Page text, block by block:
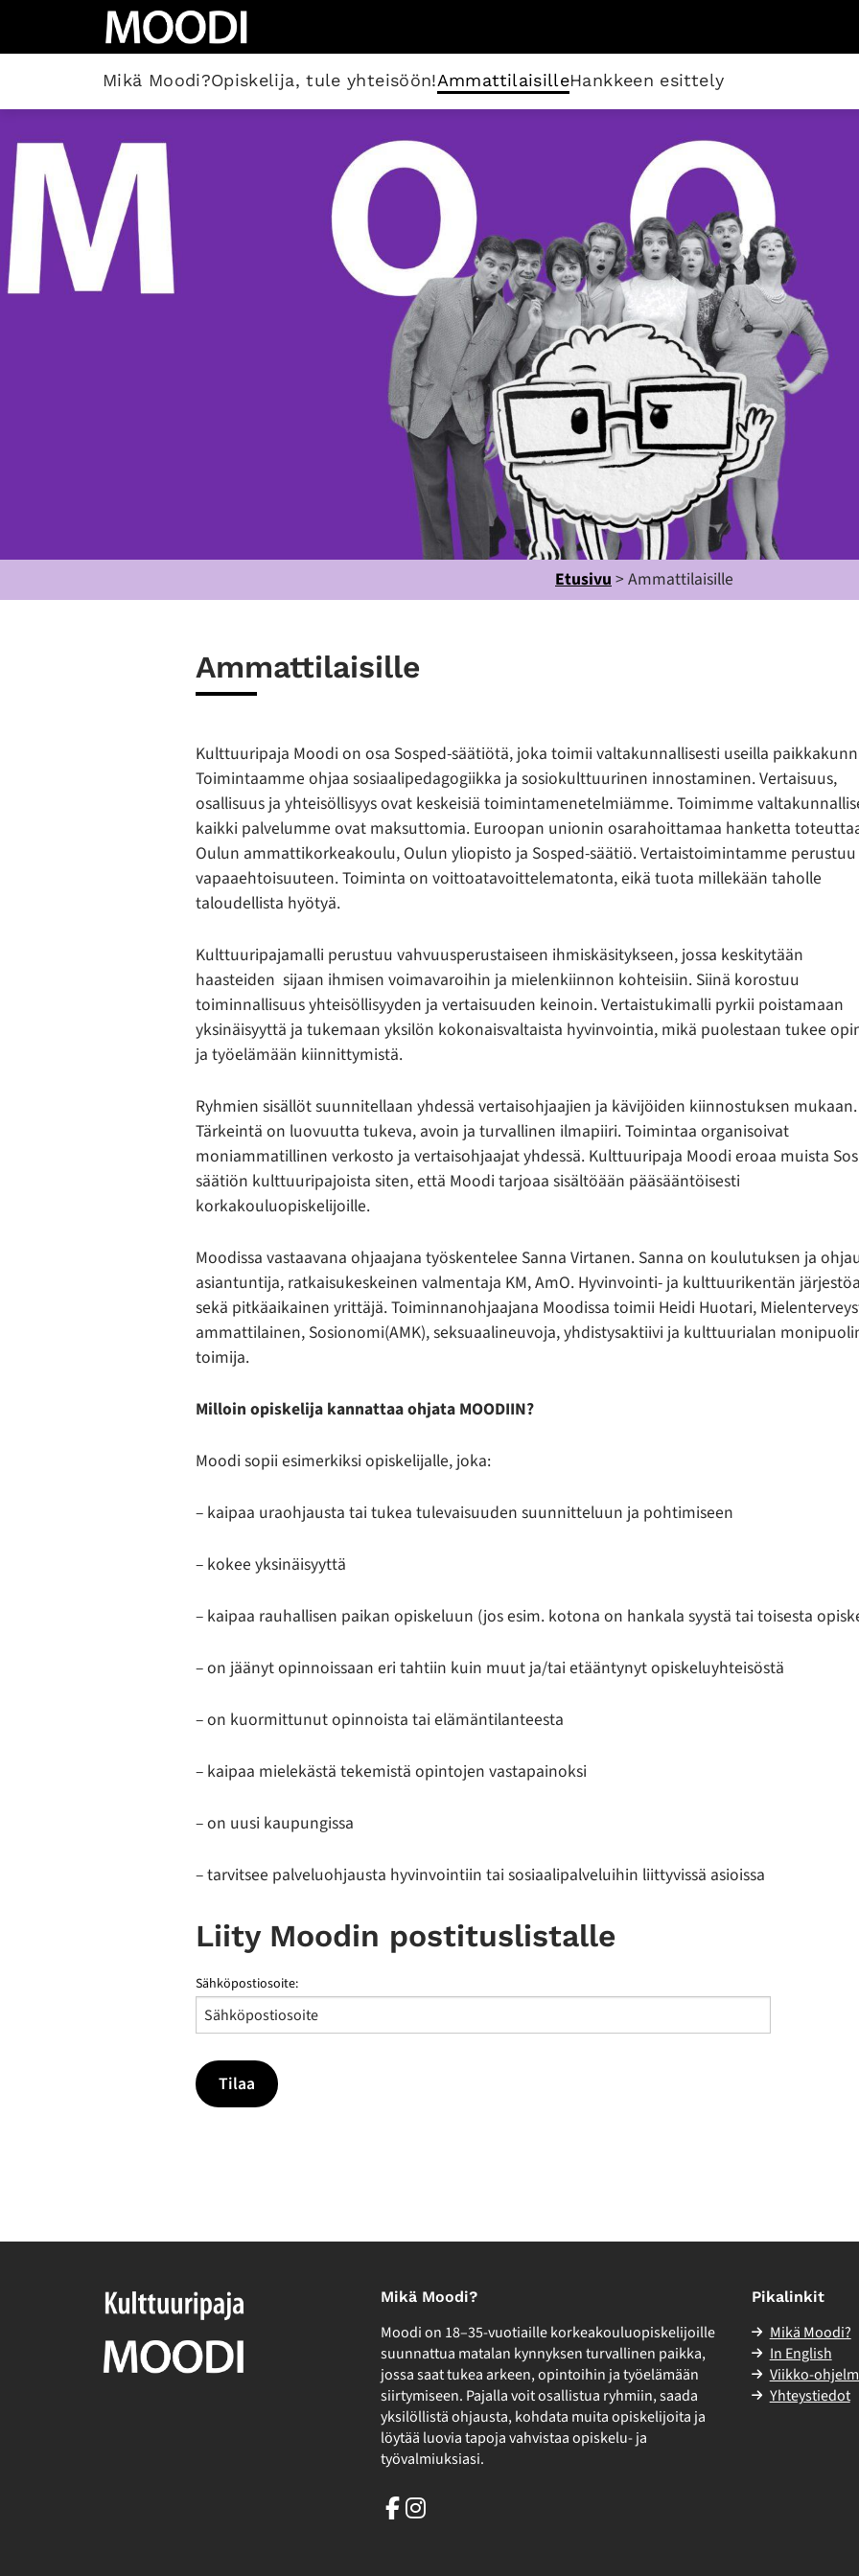
Mikä Moodi?Opiskelija, tule yhteisöön!AmmattilaisilleHankkeen esittely
Etusivu> Ammattilaisille
Ammattilaisille
Kulttuuripaja Moodi on osa Sosped-säätiötä, joka toimii valtakunnallisesti useilla
Toimintaamme ohjaa sosiaalipedagogiikka ja sosiokulttuurinen innostaminen. Vertaisuus,
osallisuus ja yhteisöllisyys ovat keskeisiä toimintamenetelmiämme. Toimimme
kaikki palvelumme ovat maksuttomia. Euroopan unionin osarahoittamaa hanketta
Oulun ammattikorkeakoulu, Oulun yliopisto ja Sosped-säätiö. Vertaistoimintamme perustuu
vapaaehtoisuuteen. Toiminta on voittoatavoittelematonta, eikä tuota millekään taholle
taloudellista hyötyä.
Kulttuuripajamalli perustuu vahvuusperustaiseen ihmiskäsitykseen, jossa keskitytään
haasteiden sijaan ihmisen voimavaroihin ja mielenkiinnon kohteisiin. Siinä korostuu
toiminnallisuus yhteisöllisyyden ja vertaisuuden keinoin. Vertaistukimalli pyrkii poistamaan
yksinäisyyttä ja tukemaan yksilön kokonaisvaltaista hyvinvointia, mikä puolestaan tukee
ja työelämään kiinnittymistä.
Ryhmien sisällöt suunnitellaan yhdessä vertaisohjaajien ja kävijöiden kiinnostuksen mukaan.
Tärkeintä on luovuutta tukeva, avoin ja turvallinen ilmapiiri. Toimintaa organisoivat
moniammatillinen verkosto ja vertaisohjaajat yhdessä. Kulttuuripaja Moodi eroaa muista
säätiön kulttuuripajoista siten, että Moodi tarjoaa sisältöään pääsääntöisesti
korkakouluopiskelijoille.
Moodissa vastaavana ohjaajana työskentelee Sanna Virtanen. Sanna on koulutuksen ja
asiantuntija, ratkaisukeskeinen valmentaja KM, AmO. Hyvinvointi- ja kulttuurikentän
sekä pitkäaikainen yrittäjä. Toiminnanohjaajana Moodissa toimii Heidi Huotari,
ammattilainen, Sosionomi(AMK), seksuaalineuvoja, yhdistysaktiivi ja kulttuurialan
toimija.
Milloin opiskelija kannattaa ohjata MOODIIN?
Moodi sopii esimerkiksi opiskelijalle, joka:
– kaipaa uraohjausta tai tukea tulevaisuuden suunnitteluun ja pohtimiseen
– kokee yksinäisyyttä
– kaipaa rauhallisen paikan opiskeluun (jos esim. kotona on hankala syystä tai toisesta
– on jäänyt opinnoissaan eri tahtiin kuin muut ja/tai etääntynyt opiskeluyhteisöstä
– on kuormittunut opinnoista tai elämäntilanteesta
– kaipaa mielekästä tekemistä opintojen vastapainoksi
– on uusi kaupungissa
– tarvitsee palveluohjausta hyvinvointiin tai sosiaalipalveluihin liittyvissä asioissa
Liity Moodin postituslistalle
Sähköpostiosoite:
Mikä Moodi?
Moodi on 18–35-vuotiaille korkeakouluopiskelijoille
suunnattua matalan kynnyksen turvallinen paikka,
jossa saat tukea arkeen, opintoihin ja työelämään
siirtymiseen. Pajalla voit osallistua ryhmiin, saada
yksilöllistä ohjausta, kohdata muita opiskelijoita ja
löytää luovia tapoja vahvistaa opiskelu- ja
työvalmiuksiasi.
Facebook
Pikalinkit
Mikä Moodi?
In English
Viikko-
Yhteystiedot